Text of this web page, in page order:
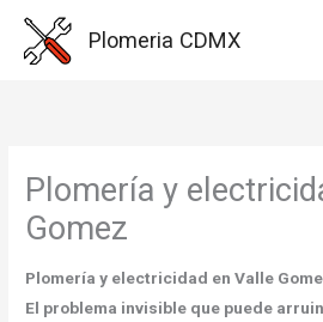
Plomeria CDMX
Plomería y
Gomez
Plomería y electricidad en Valle
El problema invisible que puede